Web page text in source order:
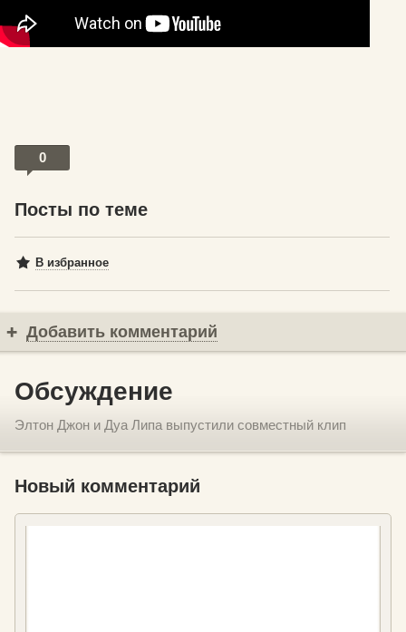
0
Посты по теме
В избранное
Добавить комментарий
Обсуждение
Элтон Джон и Дуа Липа выпустили совместный клип
Новый комментарий